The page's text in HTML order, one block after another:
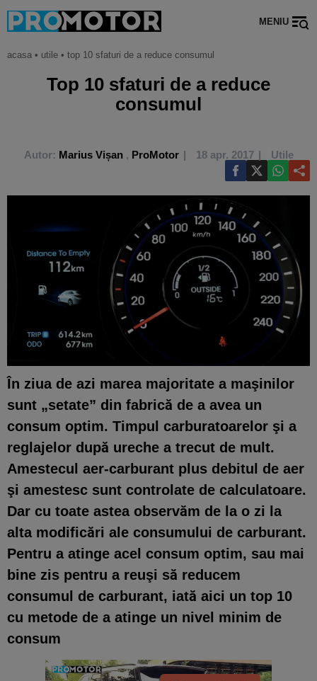
MENIU
acasa • utile • top 10 sfaturi de a reduce consumul
Top 10 sfaturi de a reduce
consumul
Autor: Marius Vișan, ProMotor 18 apr. 2017 Utile
În ziua de azi marea majoritate a maşinilor
sunt „setate” din fabrică de a avea un
consum optim. Timpul carburatoarelor şi a
reglajelor după ureche a trecut de mult.
Amestecul aer-carburant plus debitul de aer
şi amestesc sunt controlate de calculatoare.
Dar cu toate astea observăm de la o zi la
alta modificări ale consumului de carburant.
Pentru a atinge acel consum optim, sau mai
bine zis pentru a reuşi să reducem
consumul de carburant, iată aici un top 10
cu metode de a atinge un nivel minim de
consum